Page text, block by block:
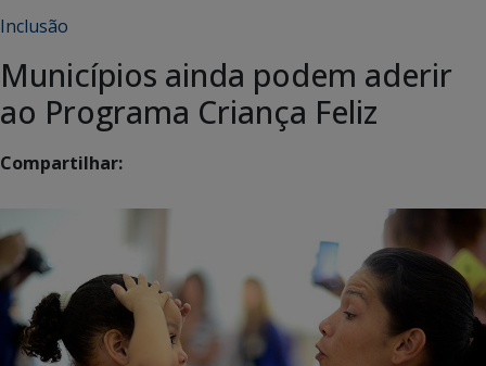
Inclusão
Municípios ainda podem aderir
ao Programa Criança Feliz
Compartilhar: